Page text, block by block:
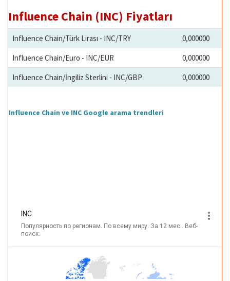
Influence Chain (INC) Fiyatları
Influence Chain/Türk Lirası - INC/TRY
0,000000
Influence Chain/Euro - INC/EUR
0,000000
Influence Chain/İngiliz Sterlini - INC/GBP
0,000000
Influence Chain ve INC Google arama trendleri